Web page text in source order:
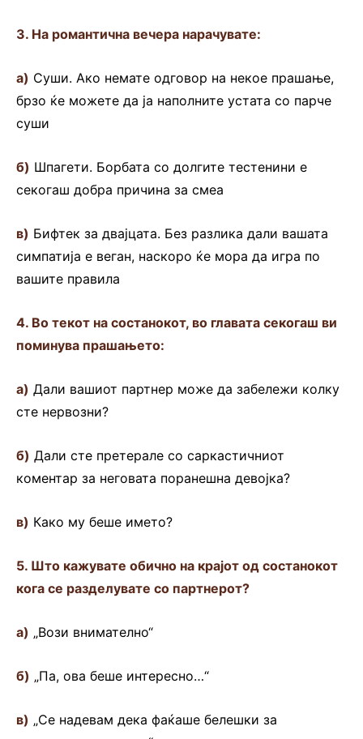
3. На романтична вечера нарачувате:
а) Суши. Ако немате одговор на некое прашање,
брзо ќе можете да ја наполните устата со парче
суши
б) Шпагети. Борбата со долгите тестенини е
секогаш добра причина за смеа
в) Бифтек за двајцата. Без разлика дали вашата
симпатија е веган, наскоро ќе мора да игра по
вашите правила
4. Во текот на состанокот, во главата секогаш ви
поминува прашањето:
а) Дали вашиот партнер може да забележи колку
сте нервозни?
б) Дали сте претерале со саркастичниот
коментар за неговата поранешна девојка?
в) Како му беше името?
5. Што кажувате обично на крајот од состанокот
кога се разделувате со партнерот?
а) „Вози внимателно“
б) „Па, ова беше интересно…“
в) „Се надевам дека фаќаше белешки за